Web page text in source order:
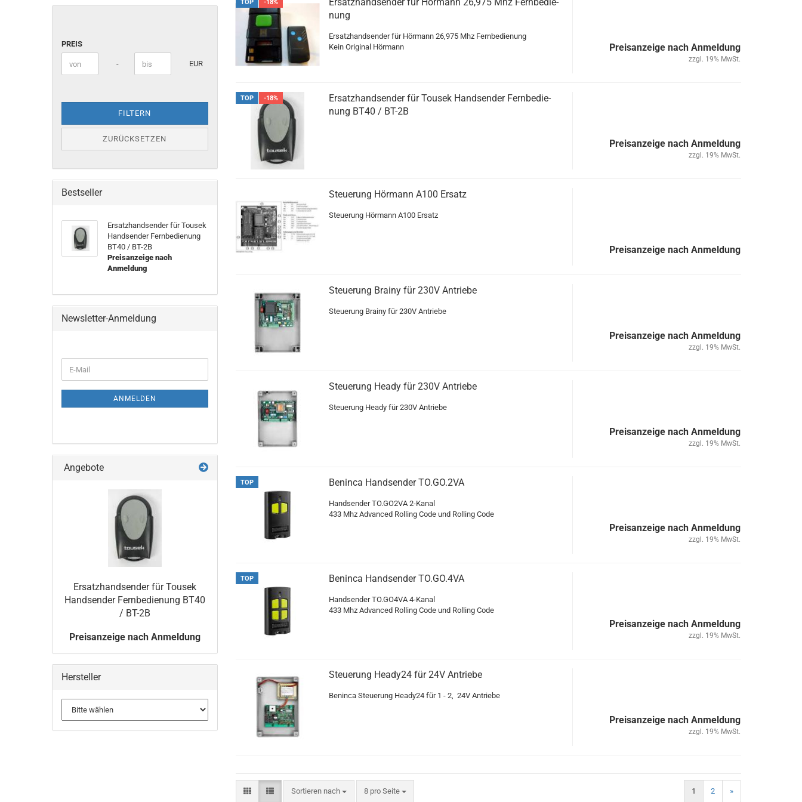
TOP -18%
nung
Er­satz­hand­sen­der für Hör­mann 26,975 Mhz Fern­be­die­nung
Kein Ori­gi­nal Hör­mann
Preisanzeige nach Anmeldung
zzgl. 19% MwSt.
TOP -18%
Er­satz­hand­sen­der für Tou­sek Hand­sen­der Fern­be­die­
nung BT40 / BT-2B
Preisanzeige nach Anmeldung
zzgl. 19% MwSt.
Steue­rung Hör­mann A100 Er­satz
Steue­rung Hör­mann A100 Er­satz
Preisanzeige nach Anmeldung
Steue­rung Brai­ny für 230V An­trie­be
Steue­rung Brai­ny für 230V An­trie­be
Preisanzeige nach Anmeldung
zzgl. 19% MwSt.
Steue­rung Heady für 230V An­trie­be
Steue­rung Heady für 230V An­trie­be
Preisanzeige nach Anmeldung
zzgl. 19% MwSt.
TOP Ben­in­ca Hand­sen­der TO.GO.2VA
Hand­sen­der TO.GO2VA 2-​Kanal
433 Mhz Ad­van­ced Rol­ling Code und Rol­ling Code
Preisanzeige nach Anmeldung
zzgl. 19% MwSt.
TOP Ben­in­ca Hand­sen­der TO.GO.4VA
Hand­sen­der TO.GO4VA 4-​Kanal
433 Mhz Ad­van­ced Rol­ling Code und Rol­ling Code
Preisanzeige nach Anmeldung
zzgl. 19% MwSt.
Steue­rung Heady24 für 24V An­trie­be
Ben­in­ca Steue­rung Heady24 für 1 - 2, 24V An­trie­be
Preisanzeige nach Anmeldung
zzgl. 19% MwSt.
Sortieren nach
Sortieren nach 8 pro Seite
pro Seite 1 2 »
PREIS
Preis bis - EUR
FILTERN
ZURÜCKSETZEN
Bestseller
Er­satz­hand­sen­der für Tou­sek
Hand­sen­der Fern­be­die­nung
BT40 / BT-2B
Preisanzeige nach
Anmeldung
Newsletter-Anmeldung
ZUR
E-
Mail
ANMELDEN
Angebote
Er­satz­hand­sen­der für Tou­sek
Hand­sen­der Fern­be­die­nung BT40
/ BT-2B
Preisanzeige nach Anmeldung
Hersteller